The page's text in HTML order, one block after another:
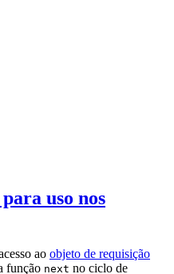
uso nos
ao objeto de requisição
função next no ciclo de